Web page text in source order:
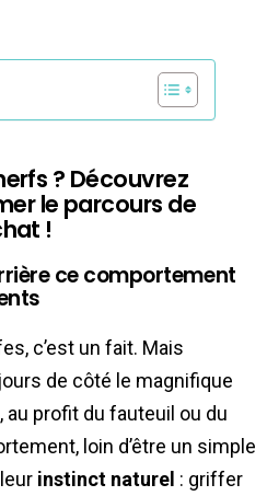
? Découvrez
le parcours de
!
ce comportement
c’est un fait. Mais
de côté le magnifique
profit du fauteuil ou du
loin d’être un simple
instinct naturel : griffer